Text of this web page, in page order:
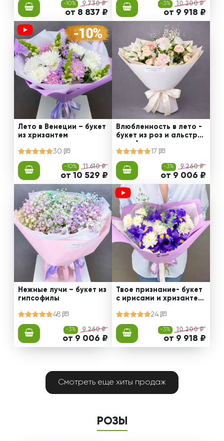
-10% 9 730 ₽
от 8 837 ₽
-3% 10 200 ₽
от 9 918 ₽
Лето в Венеции – букет
из хризантем
30
-10% 11 610 ₽
от 10 529 ₽
Влюбленность в лето -
букет из роз и альстро
мерий
17
-3% 9 260 ₽
от 9 006 ₽
Нежные лучи – букет из
гипсофилы
48
-3% 9 260 ₽
от 9 006 ₽
Твое признание- букет
с ирисами и хризантем
24
-3% 10 200 ₽
от 9 918 ₽
Смотреть еще хиты продаж
РОЗЫ